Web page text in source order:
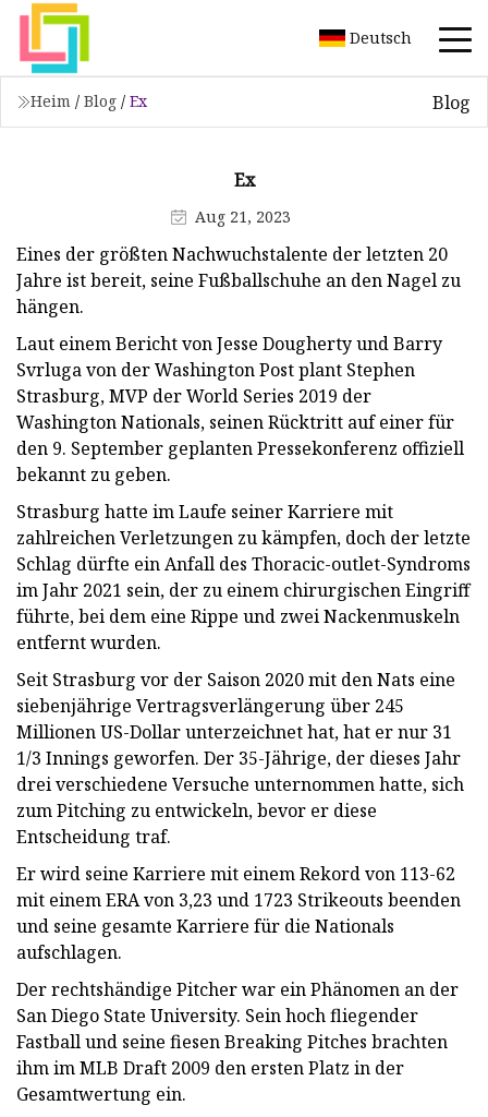
Deutsch
Heim / Blog / Ex Blog
Ex
Aug 21, 2023
Eines der größten Nachwuchstalente der letzten 20
Jahre ist bereit, seine Fußballschuhe an den Nagel zu
hängen.
Laut einem Bericht von Jesse Dougherty und Barry
Svrluga von der Washington Post plant Stephen
Strasburg, MVP der World Series 2019 der
Washington Nationals, seinen Rücktritt auf einer für
den 9. September geplanten Pressekonferenz offiziell
bekannt zu geben.
Strasburg hatte im Laufe seiner Karriere mit
zahlreichen Verletzungen zu kämpfen, doch der letzte
Schlag dürfte ein Anfall des Thoracic-outlet-Syndroms
im Jahr 2021 sein, der zu einem chirurgischen Eingriff
führte, bei dem eine Rippe und zwei Nackenmuskeln
entfernt wurden.
Seit Strasburg vor der Saison 2020 mit den Nats eine
siebenjährige Vertragsverlängerung über 245
Millionen US-Dollar unterzeichnet hat, hat er nur 31
1/3 Innings geworfen. Der 35-Jährige, der dieses Jahr
drei verschiedene Versuche unternommen hatte, sich
zum Pitching zu entwickeln, bevor er diese
Entscheidung traf.
Er wird seine Karriere mit einem Rekord von 113-62
mit einem ERA von 3,23 und 1723 Strikeouts beenden
und seine gesamte Karriere für die Nationals
aufschlagen.
Der rechtshändige Pitcher war ein Phänomen an der
San Diego State University. Sein hoch fliegender
Fastball und seine fiesen Breaking Pitches brachten
ihm im MLB Draft 2009 den ersten Platz in der
Gesamtwertung ein.